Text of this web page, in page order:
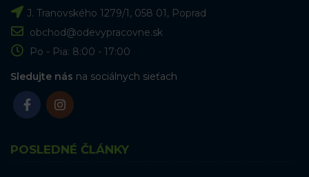
J. Tranovského 1279/1, 058 01, Poprad
obchod@odevypracovne.sk
Po - Pia: 8:00 - 17:00
Sledujte nás na sociálnych sieťach
POSLEDNÉ ČLÁNKY